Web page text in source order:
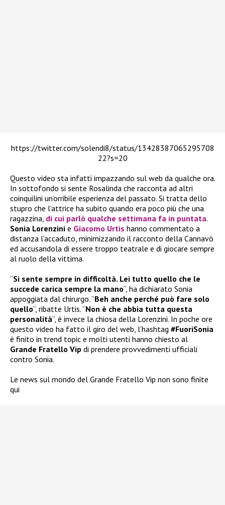
https://twitter.com/solendi8/status/13428387065295708
22?s=20
Questo video sta infatti impazzando sul web da qualche ora.
In sottofondo si sente Rosalinda che racconta ad altri
coinquilini un’orribile esperienza del passato. Si tratta dello
stupro che l’attrice ha subito quando era poco più che una
ragazzina, di cui parlò qualche settimana fa in puntata.
Sonia Lorenzini e Giacomo Urtis hanno commentato a
distanza l’accaduto, minimizzando il racconto della Cannavò
ed accusandola di essere troppo teatrale e di giocare sempre
al ruolo della vittima.
“Si sente sempre in difficoltà. Lei tutto quello che le
succede carica sempre la mano“, ha dichiarato Sonia
appoggiata dal chirurgo. “Beh anche perché può fare solo
quello“, ribatte Urtis. “Non è che abbia tutta questa
personalità“, è invece la chiosa della Lorenzini. In poche ore
questo video ha fatto il giro del web, l’hashtag #FuoriSonia
è finito in trend topic e molti utenti hanno chiesto al
Grande Fratello Vip di prendere provvedimenti ufficiali
contro Sonia.
Le news sul mondo del Grande Fratello Vip non sono finite
qui